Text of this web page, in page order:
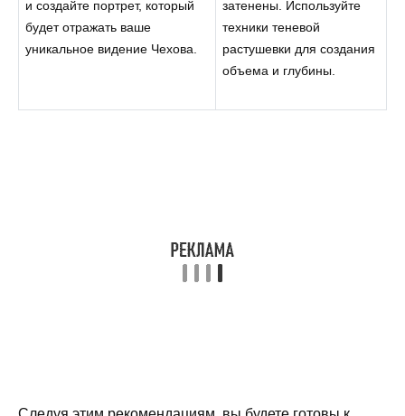
и создайте портрет, который
будет отражать ваше
уникальное видение Чехова.
затенены. Используйте
техники теневой
растушевки для создания
объема и глубины.